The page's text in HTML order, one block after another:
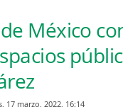
México
17 marzo, 2022, 16:14